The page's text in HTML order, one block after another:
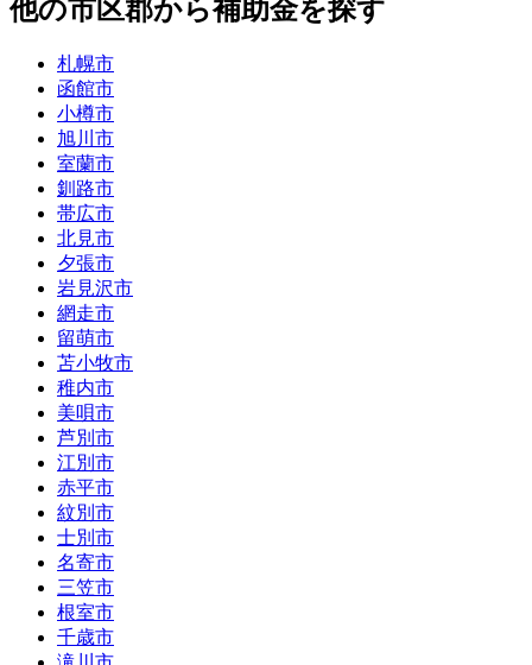
他の市区郡から補助金を探す
札幌市
函館市
小樽市
旭川市
室蘭市
釧路市
帯広市
北見市
夕張市
岩見沢市
網走市
留萌市
苫小牧市
稚内市
美唄市
芦別市
江別市
赤平市
紋別市
士別市
名寄市
三笠市
根室市
千歳市